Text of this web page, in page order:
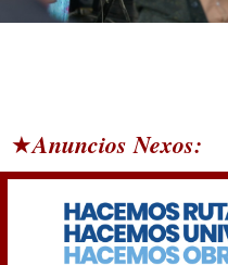
★Anuncios Nexos: